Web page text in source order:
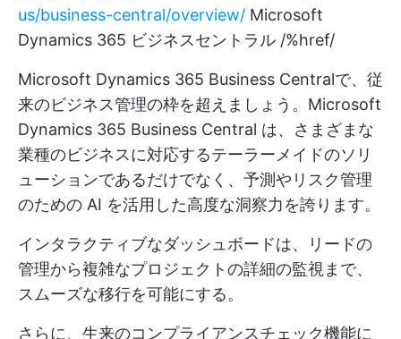
us/business-central/overview/ Microsoft
Dynamics 365 ビジネスセントラル /%href/
Microsoft Dynamics 365 Business Centralで、従
来のビジネス管理の枠を超えましょう。Microsoft
Dynamics 365 Business Central は、さまざまな
業種のビジネスに対応するテーラーメイドのソリ
ューションであるだけでなく、予測やリスク管理
のための AI を活用した高度な洞察力を誇ります。
インタラクティブなダッシュボードは、リードの
管理から複雑なプロジェクトの詳細の監視まで、
スムーズな移行を可能にする。
さらに、生来のコンプライアンスチェック機能に